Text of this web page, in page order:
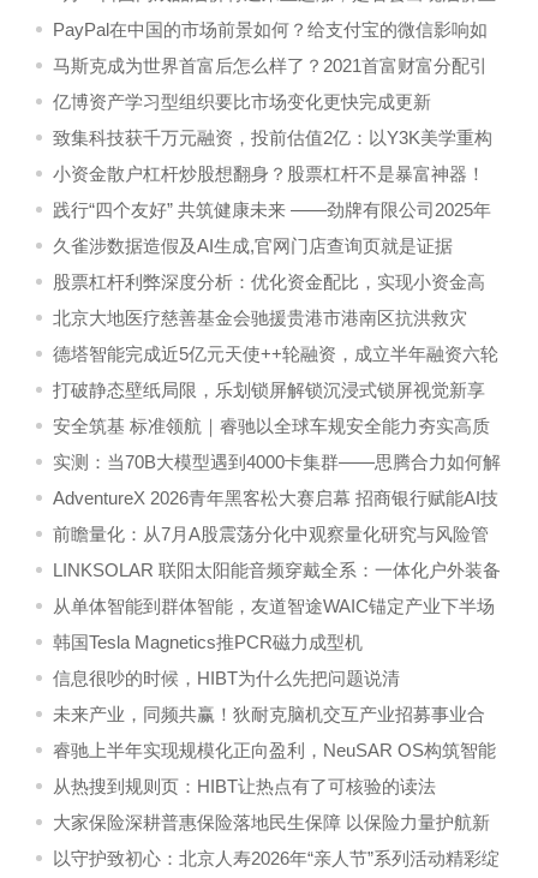
涨？
PayPal在中国的市场前景如何？给支付宝的微信影响如
何？
马斯克成为世界首富后怎么样了？2021首富财富分配引
关注
亿博资产学习型组织要比市场变化更快完成更新
致集科技获千万元融资，投前估值2亿：以Y3K美学重构
AI生活方式
小资金散户杠杆炒股想翻身？股票杠杆不是暴富神器！
践行“四个友好” 共筑健康未来 ——劲牌有限公司2025年
度社会责任报告
久雀涉数据造假及AI生成,官网门店查询页就是证据
股票杠杆利弊深度分析：优化资金配比，实现小资金高
效逆袭复利
北京大地医疗慈善基金会驰援贵港市港南区抗洪救灾
德塔智能完成近5亿元天使++轮融资，成立半年融资六轮
打破静态壁纸局限，乐划锁屏解锁沉浸式锁屏视觉新享
受
安全筑基 标准领航｜睿驰以全球车规安全能力夯实高质
量增长根基
实测：当70B大模型遇到4000卡集群——思腾合力如何解
决AI算力落地的三大痛点？
AdventureX 2026青年黑客松大赛启幕 招商银行赋能AI技
术新生代
前瞻量化：从7月A股震荡分化中观察量化研究与风险管
理价值
LINKSOLAR 联阳太阳能音频穿戴全系：一体化户外装备
完整解决方案
从单体智能到群体智能，友道智途WAIC锚定产业下半场
韩国Tesla Magnetics推PCR磁力成型机
信息很吵的时候，HIBT为什么先把问题说清
未来产业，同频共赢！狄耐克脑机交互产业招募事业合
伙人
睿驰上半年实现规模化正向盈利，NeuSAR OS构筑智能
汽车软件增长新引擎
从热搜到规则页：HIBT让热点有了可核验的读法
大家保险深耕普惠保险落地民生保障 以保险力量护航新
市民与小微发展
以守护致初心：北京人寿2026年“亲人节”系列活动精彩绽